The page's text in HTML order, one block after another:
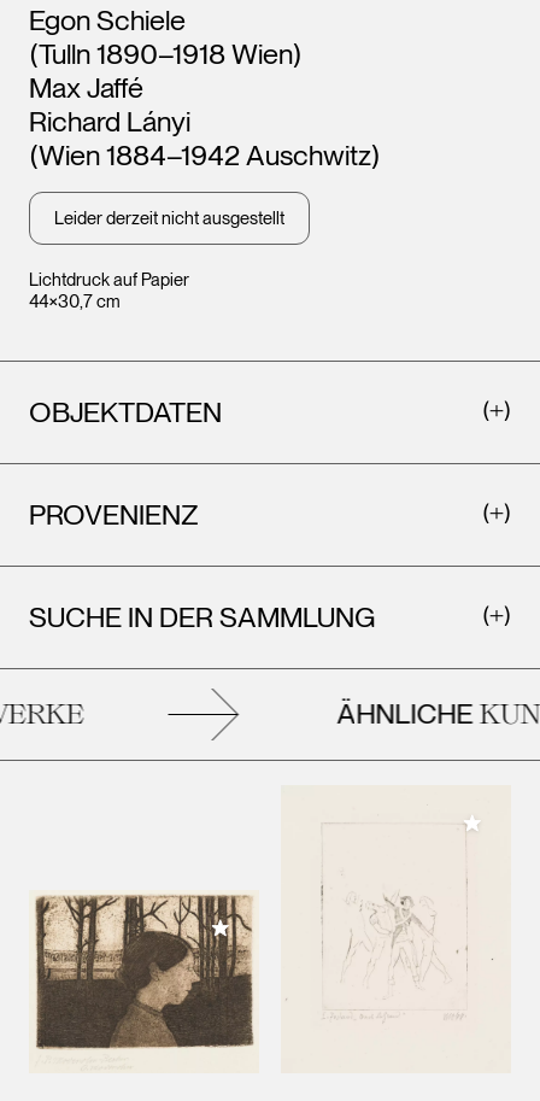
Lichtdruck auf Papier
44×30,7 cm
Künstler*innen
Egon Schiele
(Tulln 1890–1918 Wien)
Max Jaffé
Richard Lányi
(Wien 1884–1942 Auschwitz)
Leider derzeit nicht ausgestellt
OBJEKTDATEN
PROVENIENZ
SUCHE IN DER SAMMLUNG
ÄHNLICHE
Meiner Sammlung hinzufügen
Meiner